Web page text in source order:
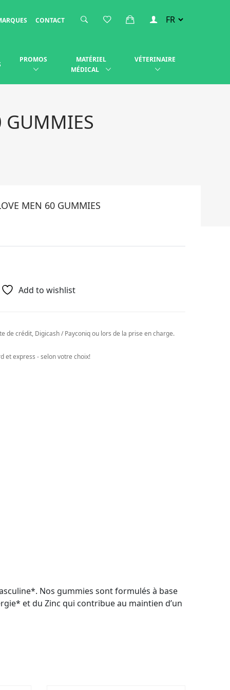
CONTACT
PROMOS
MATÉRIEL
MÉDICAL
VÉTERINAIRE
GUMMIES
MEN 60 GUMMIES
Add to wishlist
de crédit, Digicash / Payconiq ou lors de la prise en charge.
et express - selon votre choix!
Nos gummies sont formulés à base
et du Zinc qui contribue au maintien d’un